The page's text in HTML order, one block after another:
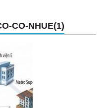
CO-NHUE(1)